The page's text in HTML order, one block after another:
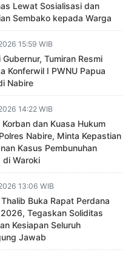
Lewat Sosialisasi dan
Sembako kepada Warga
15:59 WIB
Tumiran Resmi
Konferwil I PWNU Papua
Nabire
14:22 WIB
Korban dan Kuasa Hukum
Nabire, Minta Kepastian
Kasus Pembunuhan
di Waroki
13:06 WIB
Buka Rapat Perdana
2026, Tegaskan Soliditas
Kesiapan Seluruh
Jawab